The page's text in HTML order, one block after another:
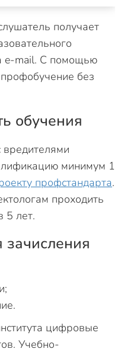
получает
e-mail. С помощью
без
обучения
минимум 1
профстандарта.
проходить
5 лет.
цифровые
Учебно-